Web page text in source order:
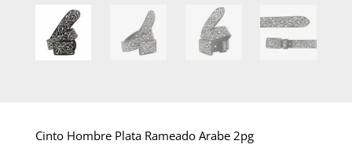
Cinto Hombre Plata Rameado Arabe 2pg